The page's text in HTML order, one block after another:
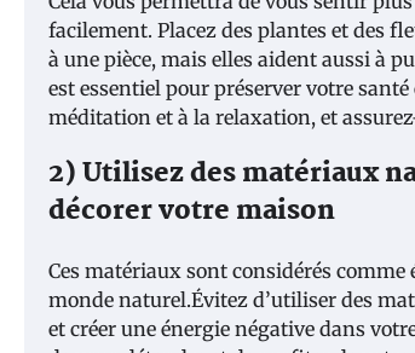
facilement. Placez des plantes et des
à une pièce, mais elles aident aussi à
est essentiel pour préserver votre
méditation et à la relaxation, et
2) Utilisez des matériaux
décorer votre maison
Ces matériaux sont considérés
monde naturel.Évitez d’utiliser des
et créer une énergie négative dans